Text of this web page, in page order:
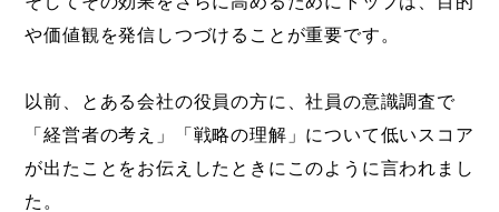
や価値観を発信しつづけることが重要です。
以前、とある会社の役員の方に、社員の意識調査で
「経営者の考え」「戦略の理解」について低いスコア
が出たことをお伝えしたときにこのように言われまし
た。